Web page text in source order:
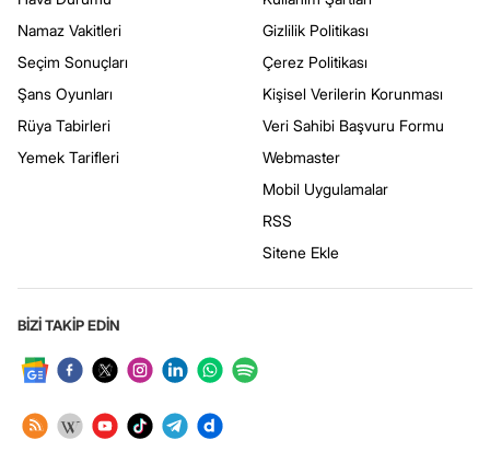
Namaz Vakitleri
Seçim Sonuçları
Şans Oyunları
Rüya Tabirleri
Yemek Tarifleri
Gizlilik Politikası
Çerez Politikası
Kişisel Verilerin Korunması
Veri Sahibi Başvuru Formu
Webmaster
Mobil Uygulamalar
RSS
Sitene Ekle
BİZİ TAKİP EDİN